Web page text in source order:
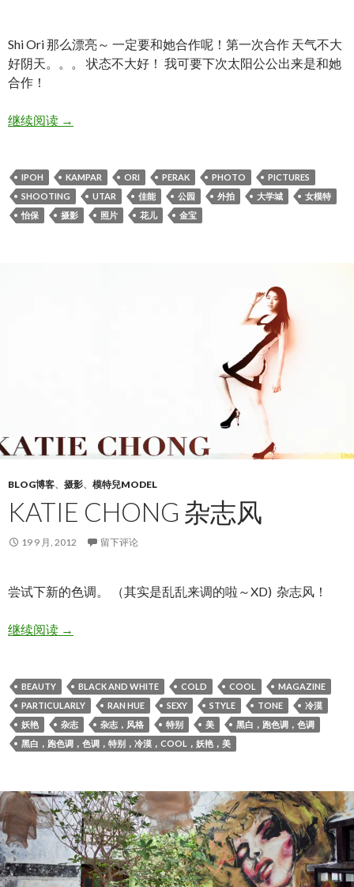
Shi Ori 那么漂亮～ 一定要和她合作呢！第一次合作 天气不大
好阴天。。。 状态不大好！ 我可要下次太阳公公出来是和她
合作！
继续阅读Shi Ori 。花儿笑
→
IPOH KAMPAR ORI PERAK PHOTO
PICTURES
SHOOTING
UTAR 佳能 公园 外拍 大学城
女模特
怡保
摄影 照片 花儿 金宝
BLOG博客、 摄影、 模特兒MODEL
KATIE CHONG 杂志风
19 9 月, 2012 留下评论
尝试下新的色调。 （其实是乱乱来调的啦～XD) 杂志风！
继续阅读KATIE CHONG 杂志风
→
BEAUTY BLACK AND WHITE COLD COOL
MAGAZINE
PARTICULARLY
RAN HUE SEXY STYLE TONE
冷漠
妖艳
杂志 杂志，风格 特别 美
黑白，跑色调，色调
黑白，跑色调，色调，特别，冷漠，COOL，妖艳，美